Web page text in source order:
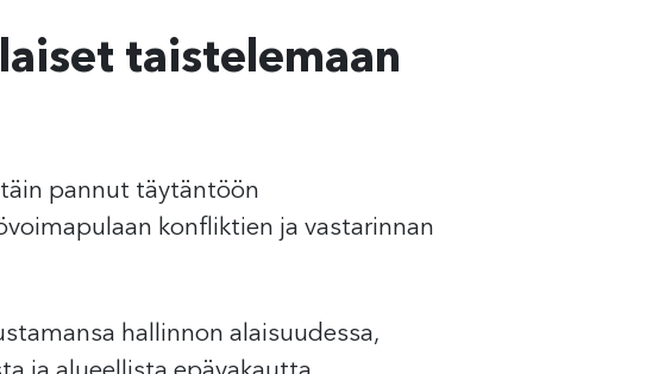
taistelemaan
pannut täytäntöön
konfliktien ja vastarinnan
hallinnon alaisuudessa,